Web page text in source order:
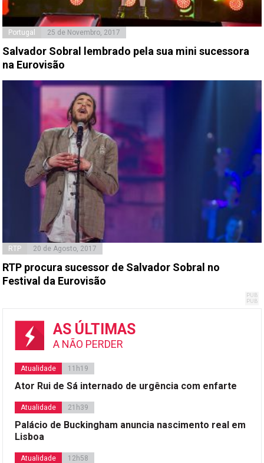
Portugal 25 de Novembro, 2017
Salvador Sobral lembrado pela sua mini sucessora
na Eurovisão
RTP 20 de Agosto, 2017
RTP procura sucessor de Salvador Sobral no
Festival da Eurovisão
AS ÚLTIMAS
A NÃO PERDER
Atualidade 11h19
Ator Rui de Sá internado de urgência com enfarte
Atualidade 21h39
Palácio de Buckingham anuncia nascimento real em
Lisboa
Atualidade 12h58